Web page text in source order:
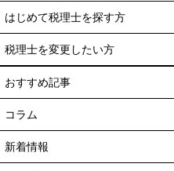
はじめて税理士を探す方
税理士を変更したい方
おすすめ記事
コラム
新着情報